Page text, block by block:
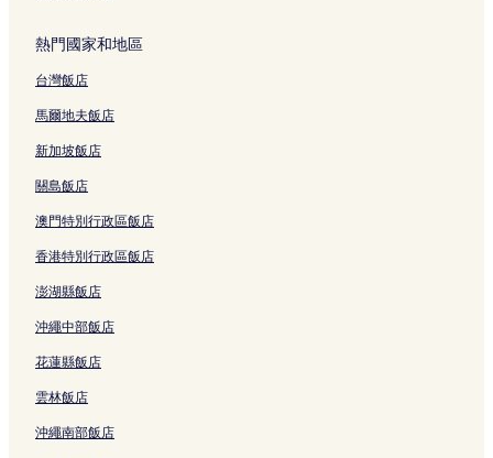
熱門國家和地區
台灣飯店
馬爾地夫飯店
新加坡飯店
關島飯店
澳門特別行政區飯店
香港特別行政區飯店
澎湖縣飯店
沖繩中部飯店
花蓮縣飯店
雲林飯店
沖繩南部飯店